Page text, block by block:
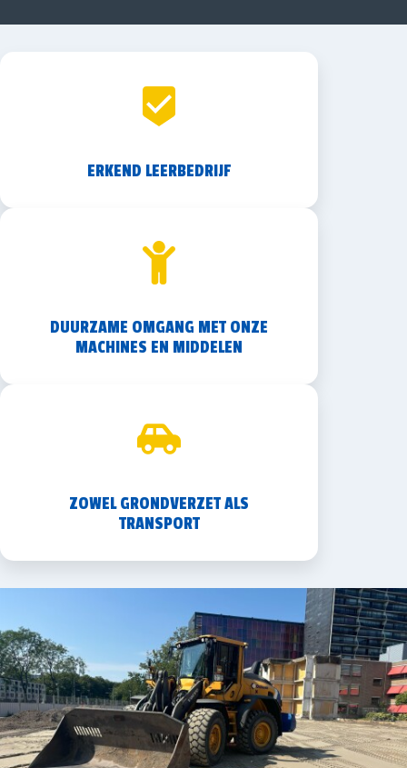
ERKEND LEERBEDRIJF
DUURZAME OMGANG MET ONZE
MACHINES EN MIDDELEN
ZOWEL GRONDVERZET ALS
TRANSPORT